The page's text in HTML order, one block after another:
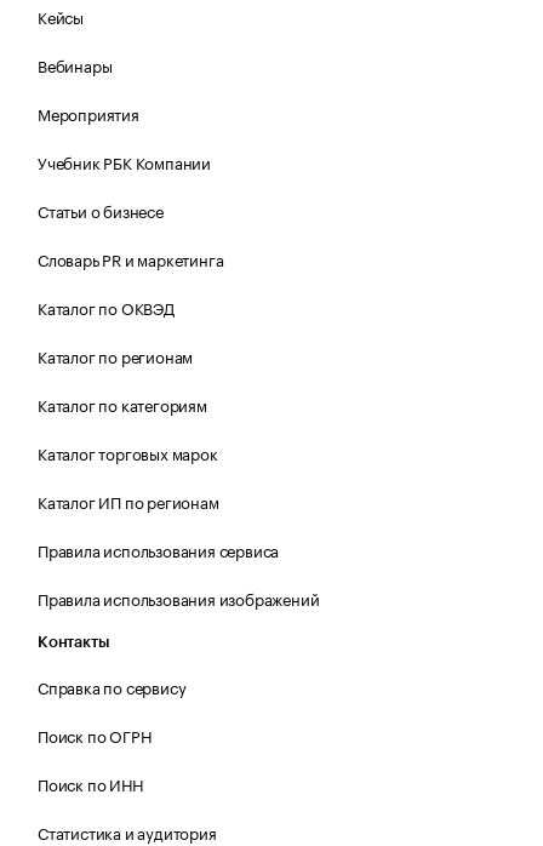
Кейсы
Вебинары
Мероприятия
Учебник РБК Компании
Статьи о бизнесе
Словарь PR и маркетинга
Каталог по ОКВЭД
Каталог по регионам
Каталог по категориям
Каталог торговых марок
Каталог ИП по регионам
Правила использования сервиса
Правила использования изображений
Контакты
Справка по сервису
Поиск по ОГРН
Поиск по ИНН
Статистика и аудитория